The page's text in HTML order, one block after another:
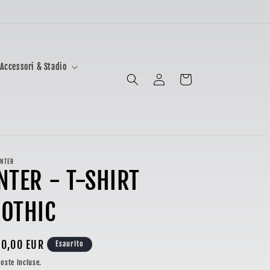
Accessori & Stadio
Accedi Carrello
INTER - T-SHIRT
EUR Esaurito
incluse.